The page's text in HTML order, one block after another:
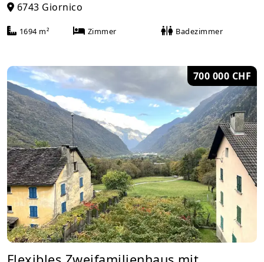
6743 Giornico
1694 m² Zimmer Badezimmer
700 000 CHF